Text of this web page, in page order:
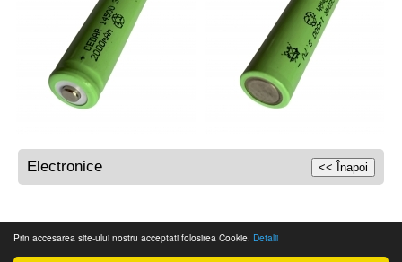
Prin accesarea site-ului nostru acceptati folosirea Cookie. Detalii
Electronice